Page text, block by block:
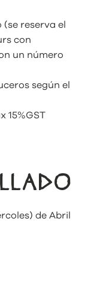
reserva el
con
un número
según el
15%GST
de Abril